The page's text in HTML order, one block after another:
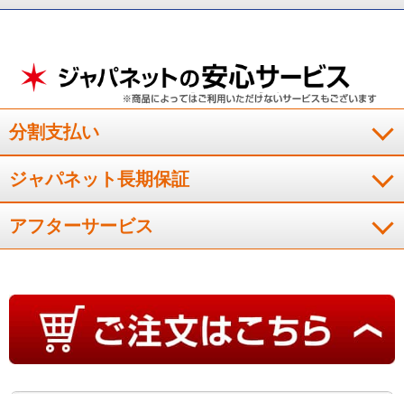
（愛媛県40代K.M様
本当に美味しいご飯が炊けました。皆さんにお勧めしたいで
す。
）
まだ数回しか使用していませんが、お米の粒、炊き立てのおい
分割支払い
ジャパネット長期保証
アフターサービス